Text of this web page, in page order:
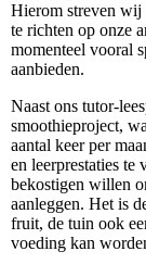
Hierom streven wij
te richten op onze
momenteel vooral
aanbieden.
Naast ons tutor-
smoothieproject,
aantal keer per
en leerprestaties te
bekostigen willen
aanleggen. Het is
fruit, de tuin ook
voeding kan